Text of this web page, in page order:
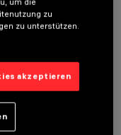
um die
zu
zu unterstützen.
akzeptieren